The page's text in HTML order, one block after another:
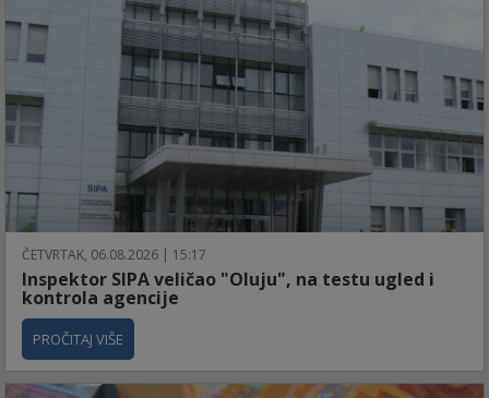
ČETVRTAK, 06.08.2026 | 15:17
Inspektor SIPA veličao "Oluju", na testu ugled i
kontrola agencije
PROČITAJ VIŠE